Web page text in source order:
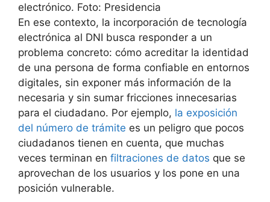
En ese contexto, la incorporación de tecnología
electrónica al DNI busca responder a un
problema concreto: cómo acreditar la identidad
de una persona de forma confiable en entornos
digitales, sin exponer más información de la
necesaria y sin sumar fricciones innecesarias
para el ciudadano. Por ejemplo, la exposición
del número de trámite es un peligro que pocos
ciudadanos tienen en cuenta, que muchas
veces terminan en filtraciones de datos que se
aprovechan de los usuarios y los pone en una
posición vulnerable.